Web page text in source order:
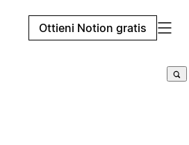
Ottieni Notion gratis